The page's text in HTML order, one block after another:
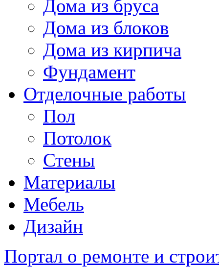
Дома из бруса
Дома из блоков
Дома из кирпича
Фундамент
Отделочные работы
Пол
Потолок
Стены
Материалы
Мебель
Дизайн
Портал о ремонте и